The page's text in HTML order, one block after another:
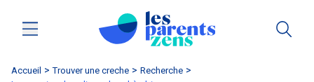
Accueil trouver une creche
Recherche